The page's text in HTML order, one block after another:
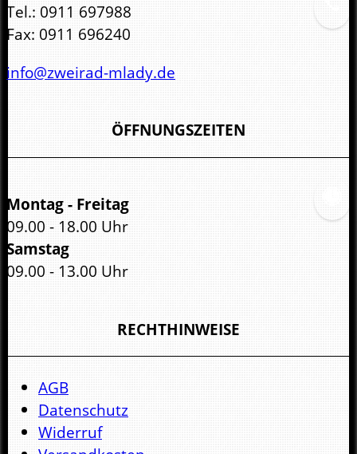
Tel.: 0911 697988
Fax: 0911 696240
info@zweirad-mlady.de
ÖFFNUNGSZEITEN
Montag - Freitag
09.00 - 18.00 Uhr
Samstag
09.00 - 13.00 Uhr
RECHTHINWEISE
AGB
Datenschutz
Widerruf